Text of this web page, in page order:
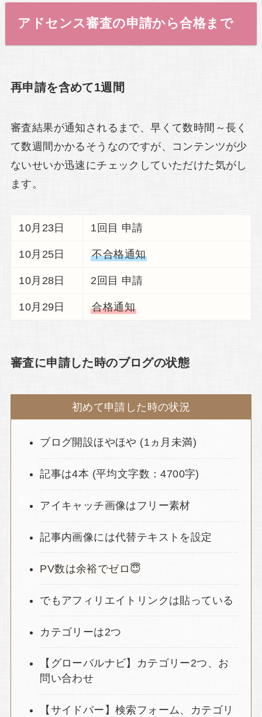
アドセンス審査の申請から合格まで
再申請を含めて1週間
審査結果が通知されるまで、早くて数時間～長く
て数週間かかるそうなのですが、コンテンツが少
ないせいか迅速にチェックしていただけた気がし
ます。
10月23日 1回目 申請
10月25日 不合格通知
10月28日 2回目 申請
10月29日 合格通知
審査に申請した時のブログの状態
初めて申請した時の状況
ブログ開設ほやほや (1ヵ月未満)
記事は4本 (平均文字数：4700字)
アイキャッチ画像はフリー素材
記事内画像には代替テキストを設定
PV数は余裕でゼロ😇
でもアフィリエイトリンクは貼っている
カテゴリーは2つ
【グローバルナビ】カテゴリー2つ、お
問い合わせ
【サイドバー】検索フォーム、カテゴリ